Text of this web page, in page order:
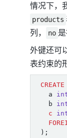
情况下，
products
列，
no
外键还可
表约束的
CREATE
a
b
c
);